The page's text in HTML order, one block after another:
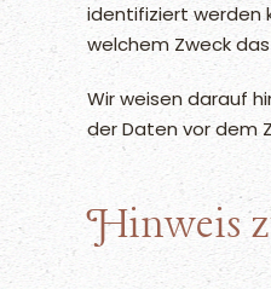
identifiziert werden
welchem Zweck
Wir weisen darauf
der Daten vor dem
Hinweis